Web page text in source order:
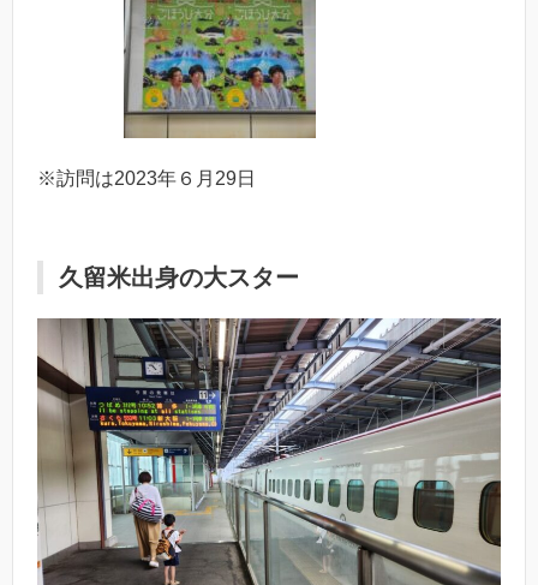
※訪問は2023年６月29日
久留米出身の大スター